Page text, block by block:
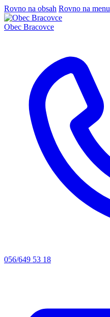
Rovno na obsah Rovno na menu
Obec Bracovce
056/649 53 18